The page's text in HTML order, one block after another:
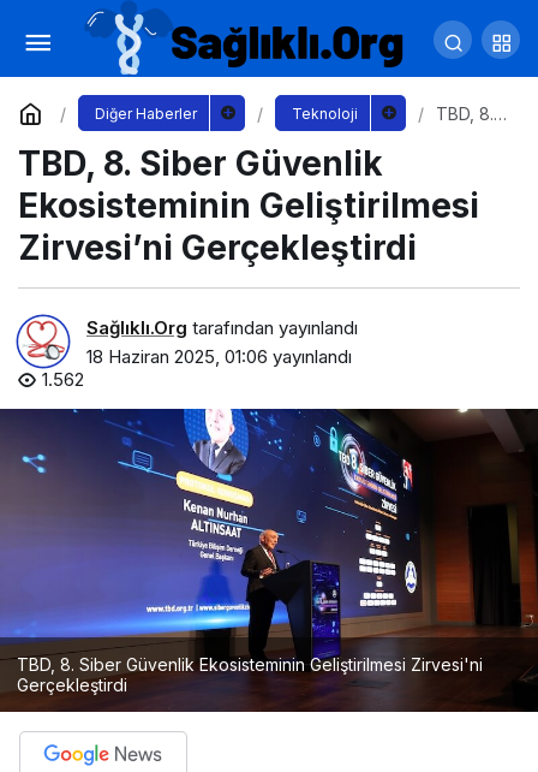
Diğer Haberler Teknoloji
TBD, 8.
minin
Geliştiril
TBD, 8. Siber Güvenlik
Ekosisteminin Geliştirilmesi
Zirvesi’ni Gerçekleştirdi
Sağlıklı.Org tarafından yayınlandı
18 Haziran 2025, 01:06 yayınlandı
1.562
TBD, 8. Siber Güvenlik Ekosisteminin Geliştirilmesi Zirvesi'ni
Gerçekleştirdi
ESET’ten İran Destekli Yeni Siber Casusluk
Operasyonu Uyarısı
Yorum Yap Paylaş